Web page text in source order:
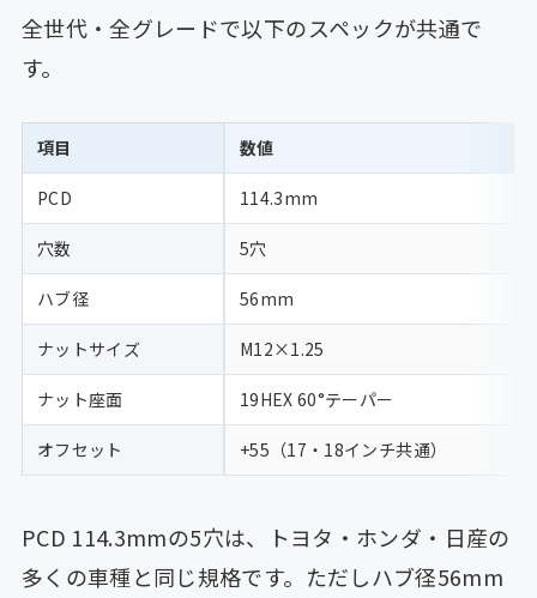
全世代・全グレードで以下のスペックが共通で
す。
項目 数値
PCD 114.3mm
穴数 5穴
ハブ径 56mm
ナットサイズ M12×1.25
ナット座面 19HEX 60°テーパー
オフセット +55（17・18インチ共通）
PCD 114.3mmの5穴は、トヨタ・ホンダ・日産の
多くの車種と同じ規格です。ただしハブ径56mm